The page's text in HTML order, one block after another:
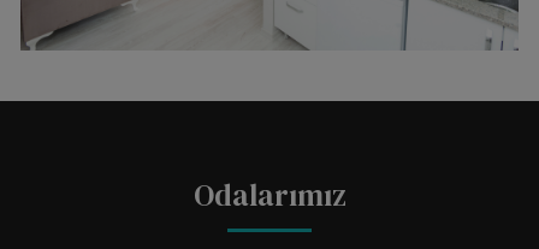
Odalarımız